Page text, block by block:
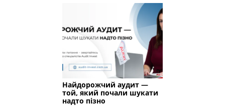
Найдорожчий аудит —
той, який почали шукати
надто пізно